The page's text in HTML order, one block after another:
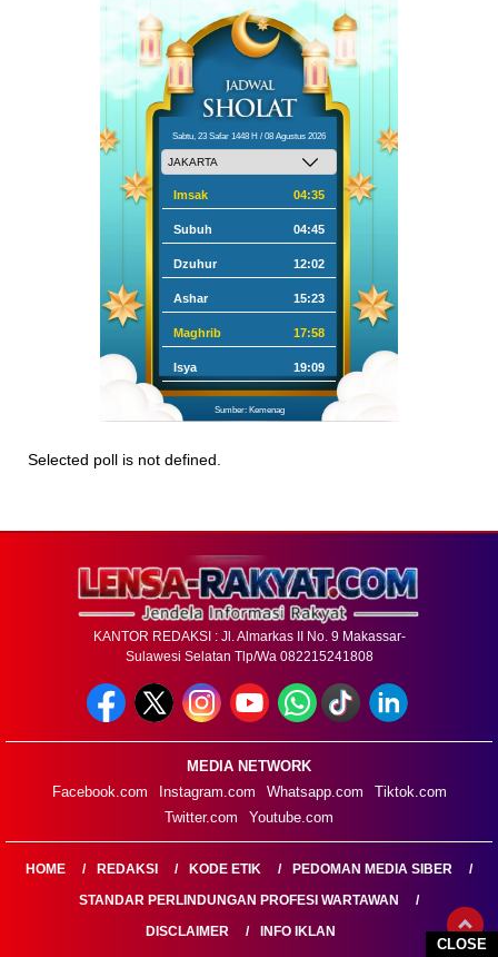
CLOSE
Sabtu, 23 Safar 1448 H / 08 Agustus 2026
Imsak 04:35
Subuh 04:45
Dzuhur 12:02
Ashar 15:23
Maghrib 17:58
Isya 19:09
Sumber: Kemenag
Selected poll is not defined.
KANTOR REDAKSI : Jl. Almarkas II No. 9 Makassar-
Sulawesi Selatan Tlp/Wa 082215241808
MEDIA NETWORK
Facebook.com
Instagram.com Whatsapp.com
Tiktok.com
Twitter.com
Youtube.com
HOME REDAKSI KODE ETIK
PEDOMAN MEDIA SIBER
STANDAR PERLINDUNGAN PROFESI WARTAWAN
DISCLAIMER
INFO IKLAN